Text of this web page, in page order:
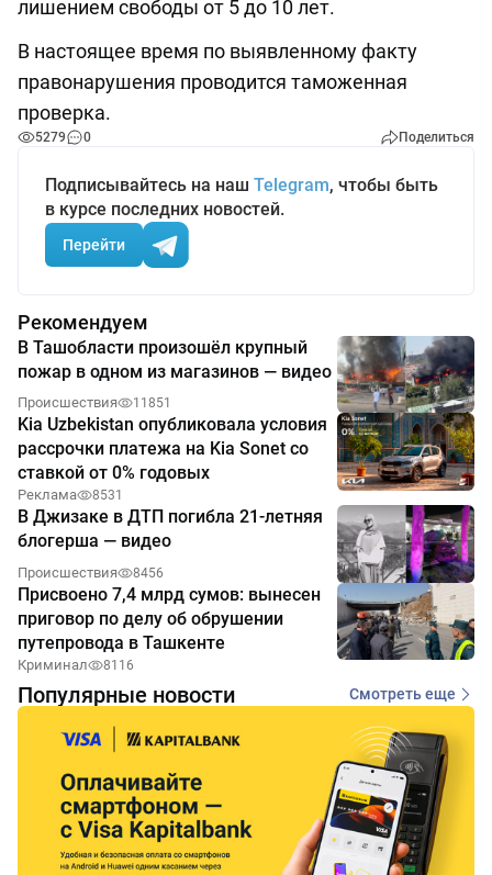
лишением свободы от 5 до 10 лет.
В настоящее время по выявленному факту
правонарушения проводится таможенная
проверка.
5279 0 Поделиться
Подписывайтесь на наш Telegram, чтобы быть
в курсе последних новостей.
Перейти
Рекомендуем
В Ташобласти произошёл крупный
пожар в одном из магазинов — видео
Происшествия 11851
Kia Uzbekistan опубликовала условия
рассрочки платежа на Kia Sonet со
ставкой от 0% годовых
Реклама 8531
В Джизаке в ДТП погибла 21-летняя
блогерша — видео
Происшествия 8456
Присвоено 7,4 млрд сумов: вынесен
приговор по делу об обрушении
путепровода в Ташкенте
Криминал 8116
Популярные новости Смотреть еще